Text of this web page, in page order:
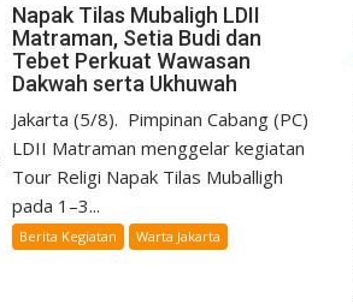
Napak Tilas Mubaligh LDII
Matraman, Setia Budi dan
Tebet Perkuat Wawasan
Dakwah serta Ukhuwah
Jakarta (5/8). Pimpinan Cabang (PC)
LDII Matraman menggelar kegiatan
Tour Religi Napak Tilas Muballigh
pada 1–3...
Berita Kegiatan Warta Jakarta